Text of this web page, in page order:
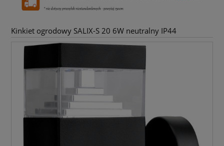
Kinkiet ogrodowy SALIX-S 20 6W neutralny IP44